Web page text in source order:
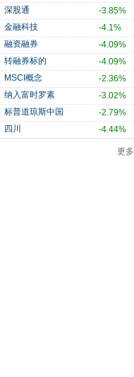
深股通
-3.85%
金融科技
-4.1%
融资融券
-4.09%
转融券标的
-4.09%
MSCI概念
-2.36%
纳入富时罗素
-3.02%
标普道琼斯中国
-2.79%
四川
-4.44%
更多